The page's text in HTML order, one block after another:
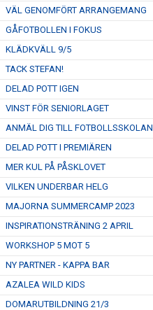
VÄL GENOMFÖRT ARRANGEMANG
GÅFOTBOLLEN I FOKUS
KLÄDKVÄLL 9/5
TACK STEFAN!
DELAD POTT IGEN
VINST FÖR SENIORLAGET
ANMÄL DIG TILL FOTBOLLSSKOLAN
DELAD POTT I PREMIÄREN
MER KUL PÅ PÅSKLOVET
VILKEN UNDERBAR HELG
MAJORNA SUMMERCAMP 2023
INSPIRATIONSTRÄNING 2 APRIL
WORKSHOP 5 MOT 5
NY PARTNER - KAPPA BAR
AZALEA WILD KIDS
DOMARUTBILDNING 21/3